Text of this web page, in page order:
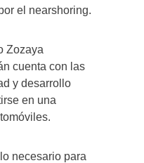
el nearshoring.
Zozaya
cuenta con las
y desarrollo
en una
necesario para